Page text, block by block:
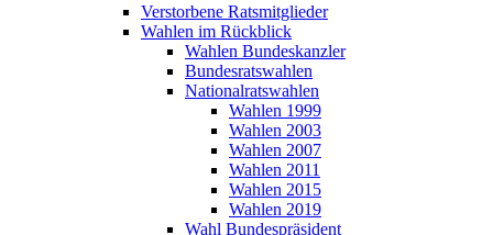
Verstorbene Ratsmitglieder
Wahlen im Rückblick
Wahlen Bundeskanzler
Bundesratswahlen
Nationalratswahlen
Wahlen 1999
Wahlen 2003
Wahlen 2007
Wahlen 2011
Wahlen 2015
Wahlen 2019
Wahl Bundespräsident